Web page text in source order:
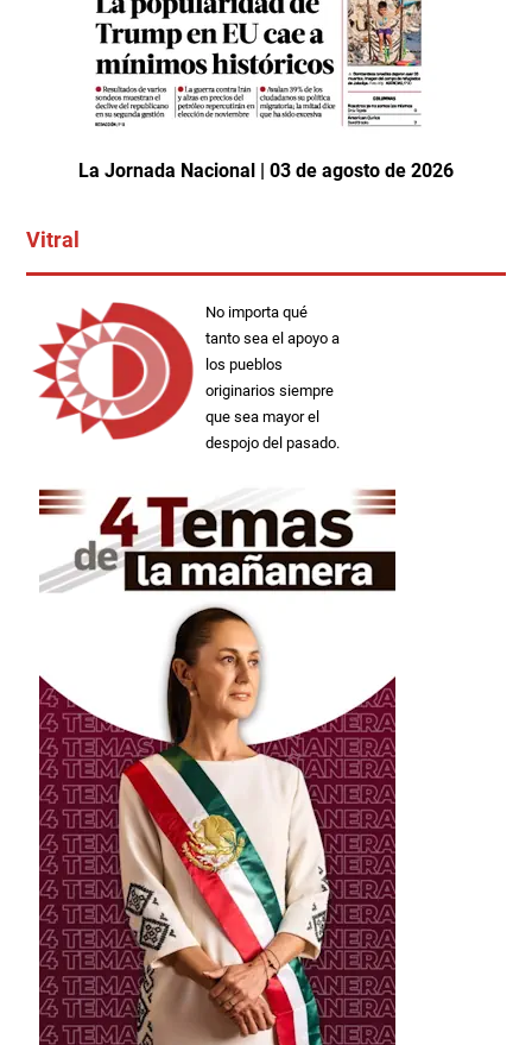
La Jornada Nacional | 03 de agosto de 2026
Vitral
No importa qué
tanto sea el apoyo a
los pueblos
originarios siempre
que sea mayor el
despojo del pasado.